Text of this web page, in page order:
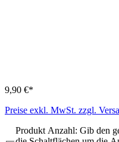
9,90 €*
Preise exkl. MwSt. zzgl.
Produkt Anzahl: Gib den